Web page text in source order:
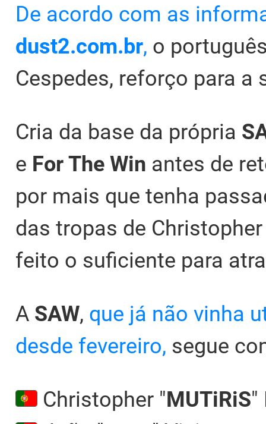
De acordo com as
dust2.com.br, o
Cespedes, reforço para a
Cria da base da própria
e For The Win antes de
por mais que tenha
das tropas de
feito o suficiente para
A SAW, que já não vinha
desde fevereiro, segue
Christopher "⁠MUTiRiS⁠"